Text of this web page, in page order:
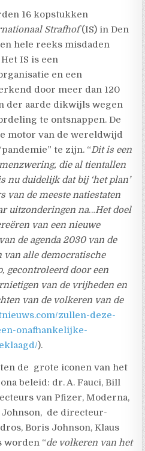
16 kopstukken
Strafhof(IS) in Den
hele reeks misdaden
IS is een
en een
door meer dan 120
der aarde dikwijls wegen
te ontsnappen. De
motor van de wereldwijd
te zijn. “Dit is een
die al tientallen
nu duidelijk dat bij ‘het plan’
van de meeste natiestaten
uitzonderingen na…Het doel
van een nieuwe
de agenda 2030 van de
van alle democratische
gecontroleerd door een
van de vrijheden en
van de volkeren van de
zullen-deze-
onafhankelijke-
).
de grote iconen van het
beleid: dr. A. Fauci, Bill
van Pfizer, Moderna,
Johnson, de directeur-
Boris Johnson, Klaus
worden “de volkeren van het